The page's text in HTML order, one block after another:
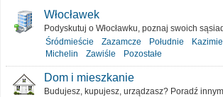
Włocławek
Podyskutuj o Włocławku, poznaj swoich
Śródmieście
Zazamcze Południe
Michelin
Zawiśle Pozostałe
Dom i mieszkanie
Budujesz, kupujesz, urządzasz? Poradź